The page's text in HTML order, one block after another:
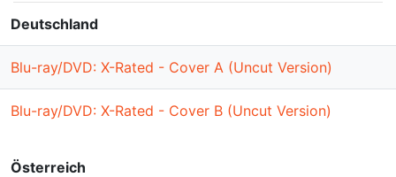
Deutschland
Blu-ray/DVD: X-Rated - Cover A (Uncut Version)
Blu-ray/DVD: X-Rated - Cover B (Uncut Version)
Österreich